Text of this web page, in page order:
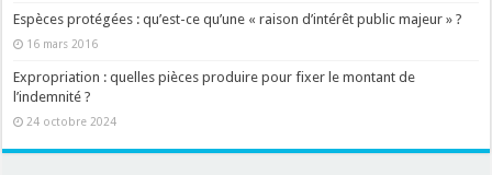
Espèces protégées : qu’est-ce qu’une « raison d’intérêt public majeur » ?
16 mars 2016
Expropriation : quelles pièces produire pour fixer le montant de
l’indemnité ?
24 octobre 2024